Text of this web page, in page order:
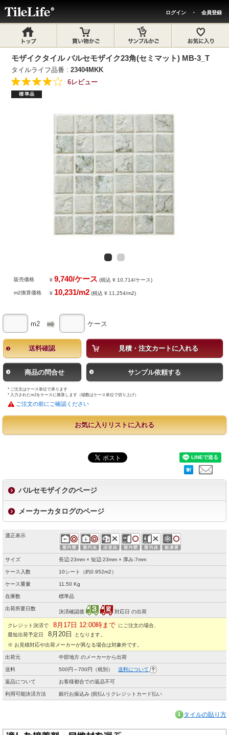
ログイン ・ 会員登録
モザイクタイル バルセモザイク23角(セミマット) MB-3_T
タイルライフ品番 :23404MKK
6レビュー
標準品
販売価格 ¥9,740/ケース (税込 ¥ 10,714/ケース)
m2換算価格 ¥ 10,231/m2 (税込 ¥ 11,254/m2)
m2 ケース
送料確認 見積・注文カートに入れる
商品の問合せ サンプル依頼する
* ご注文はケース単位で承ります
* 入力されたm2をケースに換算します（端数はケース単位で切り上げ）
ご注文の前にご確認ください
お気に入りリストに入れる
バルセモザイクのページ
メーカーカタログのページ
適正表示
サイズ 長辺:23mm × 短辺:23mm × 厚み:7mm
ケース入数 10シート（約0.952m2）
ケース重量 11.50 Kg
在庫数 標準品
出荷所要日数
決済確認後 対応日 の出荷
クレジット決済で 8月17日 12:00時まで にご注文の場合、
最短出荷予定日
8月20日
となります。
※ お見積対応や出荷メーカーが異なる場合は対象外です。
出荷元 中部地方 のメーカーから出荷
送料 500円～700円（税別） 送料について
返品について お客様都合での返品不可
利用可能決済方法 銀行お振込み (前払い) クレジットカード払い
タイルの貼り方